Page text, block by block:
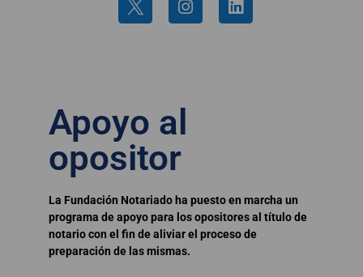
Apoyo al
opositor
La Fundación Notariado ha puesto en marcha un
programa de apoyo para los opositores al título de
notario con el fin de aliviar el proceso de
preparación de las mismas.